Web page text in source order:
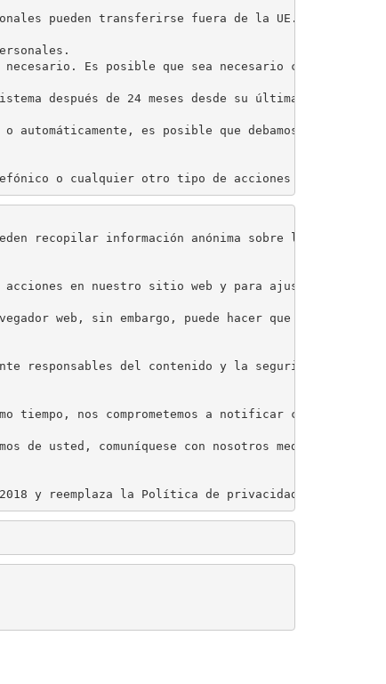
pueden transferirse fuera de la UE. No
necesario. Es posible que sea necesario
después de 24 meses desde su última
automáticamente, es posible que debamos
o cualquier otro tipo de acciones de marketing
recopilar información anónima sobre las
en nuestro sitio web y para ajustar el
web, sin embargo, puede hacer que el sitio
responsables del contenido y la seguridad
tiempo, nos comprometemos a notificar
de usted, comuníquese con nosotros mediante:
y reemplaza la Política de privacidad publicada